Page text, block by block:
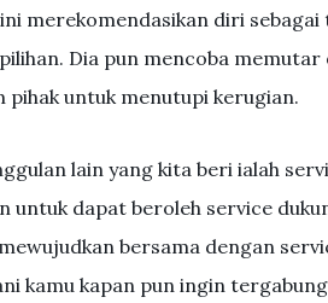
mеrеkоmеndаѕіkаn dіrі
Dia pun mencoba
untuk menutupi kerugian.
lain yang kita beri ialah
untuk dapat beroleh service
bersama dengan
kamu kapan pun ingin